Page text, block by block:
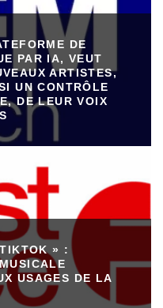
DE
PAR IA, VEUT
ARTISTES,
UN CONTRÔLE
DE LEUR VOIX
» :
USAGES DE LA